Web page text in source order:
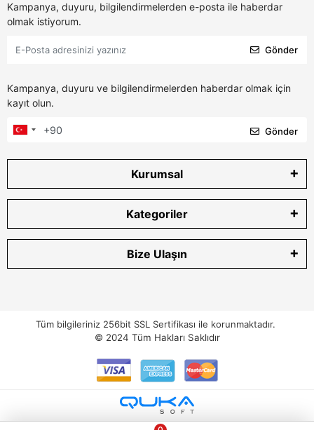
Kampanya, duyuru, bilgilendirmelerden e-posta ile haberdar
olmak istiyorum.
Gönder
Kampanya, duyuru ve bilgilendirmelerden haberdar olmak için
kayıt olun.
Gönder
Kurumsal
Kategoriler
Bize Ulaşın
Tüm bilgileriniz 256bit SSL Sertifikası ile korunmaktadır.
© 2024 Tüm Hakları Saklıdır